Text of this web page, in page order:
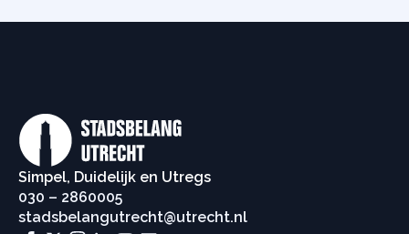
Simpel, Duidelijk en Utregs
030 – 2860005
stadsbelangutrecht@utrecht.nl